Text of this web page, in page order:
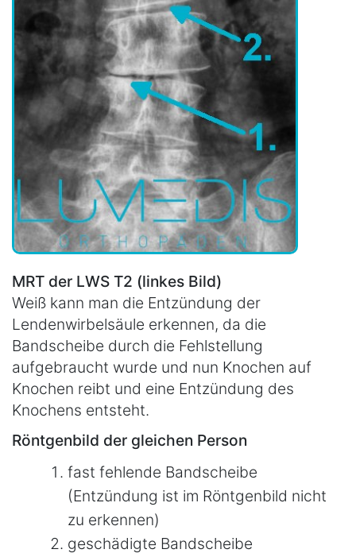
MRT der LWS T2 (linkes Bild)
Weiß kann man die Entzündung der
Lendenwirbelsäule erkennen, da die
Bandscheibe durch die Fehlstellung
aufgebraucht wurde und nun Knochen auf
Knochen reibt und eine Entzündung des
Knochens entsteht.
Röntgenbild der gleichen Person
fast fehlende Bandscheibe
(Entzündung ist im Röntgenbild nicht
zu erkennen)
geschädigte Bandscheibe